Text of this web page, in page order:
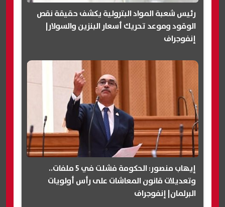
رئيس شعبة المواد البترولية يكشف حقيقة نقص
الوقود وموعد تحريك أسعار البنزين والسولار|
إنفوجراف
إيهاب منصور: الحكومة فشلت في 5 ملفات..
وتعديلات قانون المعاشات على رأس أولويات
البرلمان| إنفوجراف